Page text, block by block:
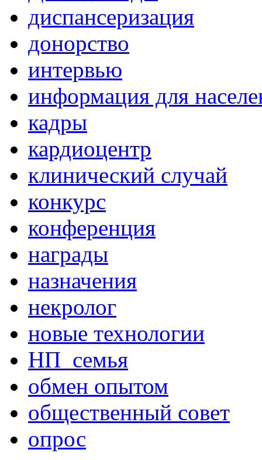
диспансеризация
донорство
интервью
информация для
кадры
кардиоцентр
клинический случай
конкурс
конференция
награды
назначения
некролог
новые технологии
НП_семья
обмен опытом
общественный совет
опрос